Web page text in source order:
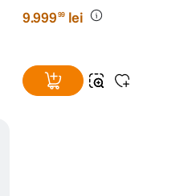
9.99999 lei